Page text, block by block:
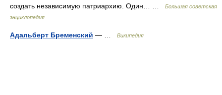
создать независимую патриархию. Один… …
Большая советская
энциклопедия
Адальберт Бременский — … Википедия